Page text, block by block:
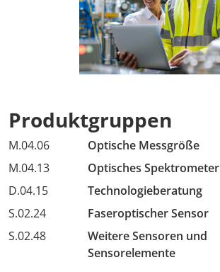
Produktgruppen
M.04.06
Optische Messgröße
M.04.13
Optisches Spektrometer
D.04.15
Technologieberatung
S.02.24
Faseroptischer Sensor
S.02.48
Weitere Sensoren und
Sensorelemente